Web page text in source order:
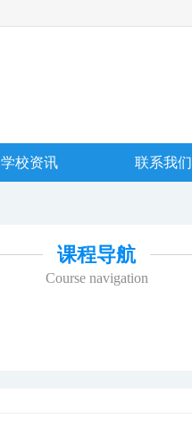
学校资讯 联系我们
课程导航
Course navigation